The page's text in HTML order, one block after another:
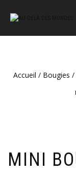
Accueil / Bougies /
MINI